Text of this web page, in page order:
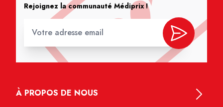
Rejoignez la communauté Médiprix !
À PROPOS DE NOUS